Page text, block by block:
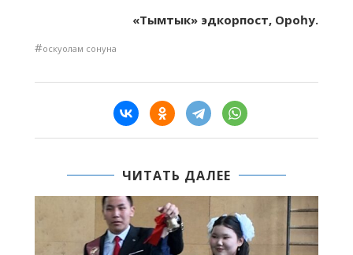
«Тымтык» эдкорпост, Ороһу.
#оскуолам сонуна
ЧИТАТЬ ДАЛЕЕ